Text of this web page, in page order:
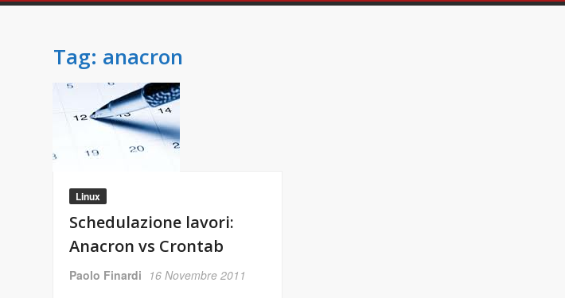
Tag: anacron
Linux
Schedulazione lavori:
Anacron vs Crontab
Paolo Finardi 16 Novembre 2011